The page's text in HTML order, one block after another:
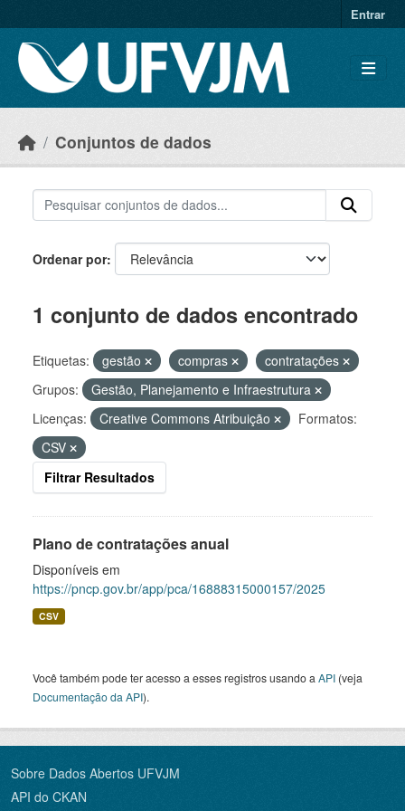
Entrar
Conjuntos de dados
Ordenar por
1 conjunto de dados encontrado
Etiquetas: gestão compras
contratações
Grupos:
Gestão, Planejamento e Infraestrutura
Licenças:
Creative Commons Atribuição
Formatos:
CSV
Filtrar Resultados
Plano de contratações anual
Disponíveis em
https://pncp.gov.br/app/pca/16888315000157/2025
CSV
Você também pode ter acesso a esses registros usando a API (veja
Documentação da API).
Sobre Dados Abertos UFVJM
API do CKAN